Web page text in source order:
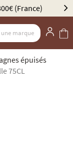
(France)
épuisés
75CL